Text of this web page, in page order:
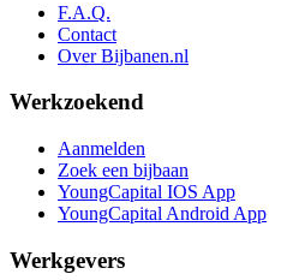
F.A.Q.
Contact
Over Bijbanen.nl
Werkzoekend
Aanmelden
Zoek een bijbaan
YoungCapital IOS App
YoungCapital Android App
Werkgevers